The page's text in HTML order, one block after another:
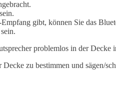
gibt, können Sie das
problemlos in der Decke
zu bestimmen und sägen/